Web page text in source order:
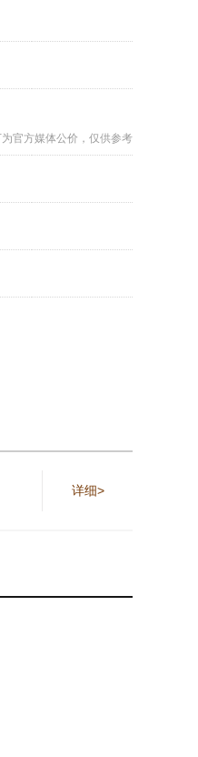
官方媒体公价，仅供参考
详细>